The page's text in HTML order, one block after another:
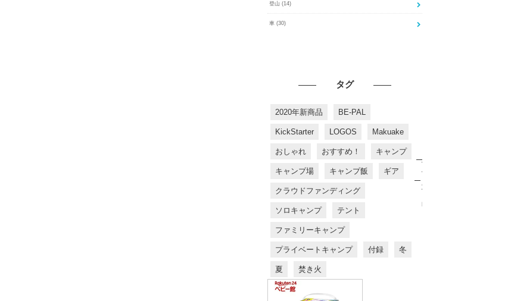
登山 (14)
車 (30)
タグ
2020年新商品 BE-PAL
KickStarter LOGOS Makuake
おしゃれ おすすめ！ キャンプ
キャンプ場 キャンプ飯 ギア
クラウドファンディング
ソロキャンプ テント
ファミリーキャンプ
プライベートキャンプ 付録 冬
夏 焚き火
す
す
め
商
品